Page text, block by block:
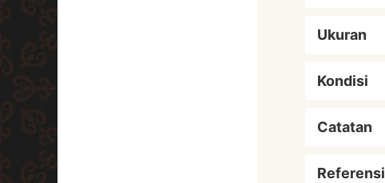
Ukuran
Kondisi
Catatan
Referensi